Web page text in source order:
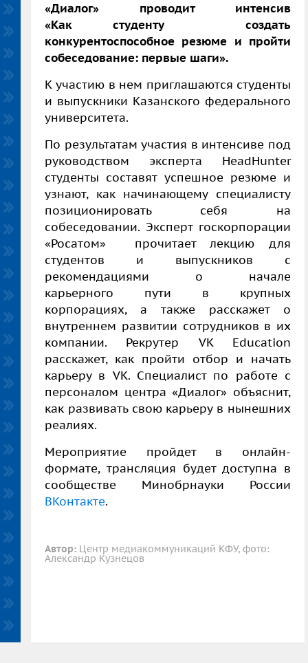
«Диалог» проводит интенсив
«Как студенту создать
конкурентоспособное резюме и пройти
собеседование: первые шаги».
К участию в нем приглашаются студенты
и выпускники Казанского федерального
университета.
По результатам участия в интенсиве под
руководством эксперта HeadHunter
студенты составят успешное резюме и
узнают, как начинающему специалисту
позиционировать себя на
собеседовании. Эксперт госкорпорации
«Росатом» прочитает лекцию для
студентов и выпускников с
рекомендациями о начале
карьерного пути в крупных
корпорациях, а также расскажет о
внутреннем развитии сотрудников в их
компании. Рекрутер VK Education
расскажет, как пройти отбор и начать
карьеру в VK. Специалист по работе с
персоналом центра «Диалог» объяснит,
как развивать свою карьеру в нынешних
реалиях.
Мероприятие пройдет в онлайн-
формате, трансляция будет доступна в
сообществе Минобрнауки России
ВКонтакте.
Автор: Центр медиакоммуникаций КФУ, фото:
Александр Кузнецов